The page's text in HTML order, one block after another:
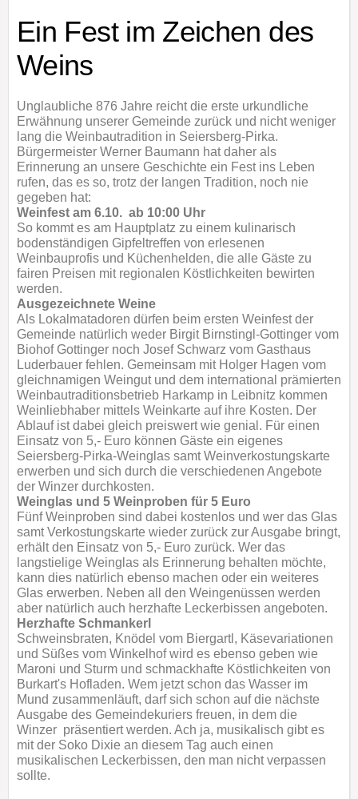
Ein Fest im Zeichen des
Weins
Unglaubliche 876 Jahre reicht die erste urkundliche
Erwähnung unserer Gemeinde zurück und nicht weniger
lang die Weinbautradition in Seiersberg-Pirka.
Bürgermeister Werner Baumann hat daher als
Erinnerung an unsere Geschichte ein Fest ins Leben
rufen, das es so, trotz der langen Tradition, noch nie
gegeben hat:
Weinfest am 6.10. ab 10:00 Uhr
So kommt es am Hauptplatz zu einem kulinarisch
bodenständigen Gipfeltreffen von erlesenen
Weinbauprofis und Küchenhelden, die alle Gäste zu
fairen Preisen mit regionalen Köstlichkeiten bewirten
werden.
Ausgezeichnete Weine
Als Lokalmatadoren dürfen beim ersten Weinfest der
Gemeinde natürlich weder Birgit Birnstingl-Gottinger vom
Biohof Gottinger noch Josef Schwarz vom Gasthaus
Luderbauer fehlen. Gemeinsam mit Holger Hagen vom
gleichnamigen Weingut und dem international prämierten
Weinbautraditionsbetrieb Harkamp in Leibnitz kommen
Weinliebhaber mittels Weinkarte auf ihre Kosten. Der
Ablauf ist dabei gleich preiswert wie genial. Für einen
Einsatz von 5,- Euro können Gäste ein eigenes
Seiersberg-Pirka-Weinglas samt Weinverkostungskarte
erwerben und sich durch die verschiedenen Angebote
der Winzer durchkosten.
Weinglas und 5 Weinproben für 5 Euro
Fünf Weinproben sind dabei kostenlos und wer das Glas
samt Verkostungskarte wieder zurück zur Ausgabe bringt,
erhält den Einsatz von 5,- Euro zurück. Wer das
langstielige Weinglas als Erinnerung behalten möchte,
kann dies natürlich ebenso machen oder ein weiteres
Glas erwerben. Neben all den Weingenüssen werden
aber natürlich auch herzhafte Leckerbissen angeboten.
Herzhafte Schmankerl
Schweinsbraten, Knödel vom Biergartl, Käsevariationen
und Süßes vom Winkelhof wird es ebenso geben wie
Maroni und Sturm und schmackhafte Köstlichkeiten von
Burkart's Hofladen. Wem jetzt schon das Wasser im
Mund zusammenläuft, darf sich schon auf die nächste
Ausgabe des Gemeindekuriers freuen, in dem die
Winzer präsentiert werden. Ach ja, musikalisch gibt es
mit der Soko Dixie an diesem Tag auch einen
musikalischen Leckerbissen, den man nicht verpassen
sollte.